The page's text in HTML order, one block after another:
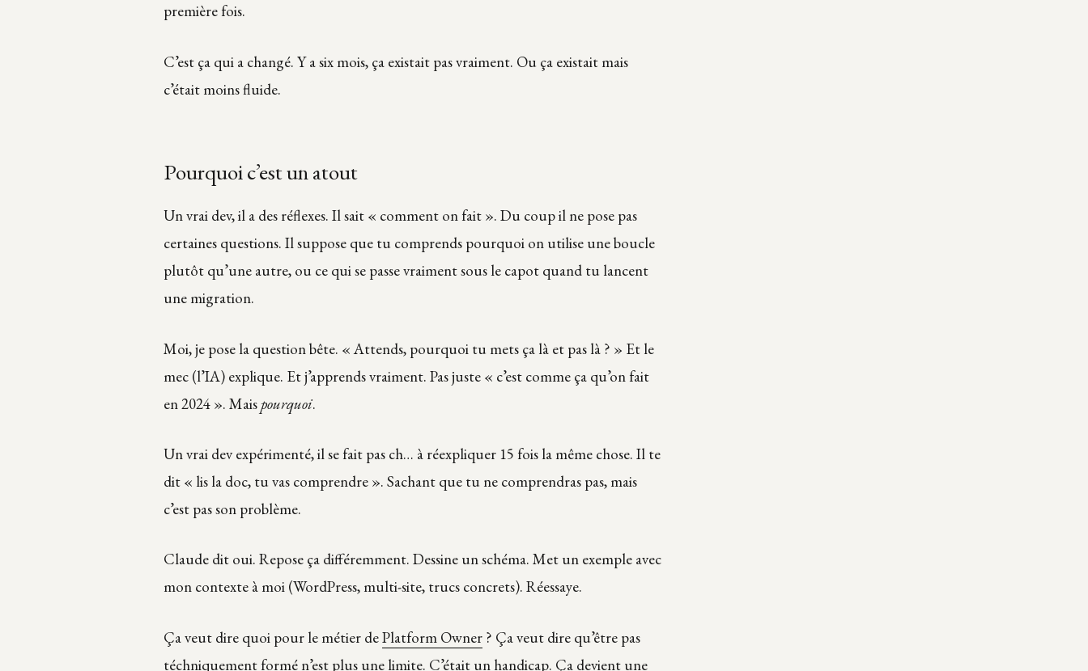
première fois.
C’est ça qui a changé. Y a six mois, ça existait pas vraiment. Ou ça existait mais
c’était moins fluide.
Pourquoi c’est un atout
Un vrai dev, il a des réflexes. Il sait « comment on fait ». Du coup il ne pose pas
certaines questions. Il suppose que tu comprends pourquoi on utilise une boucle
plutôt qu’une autre, ou ce qui se passe vraiment sous le capot quand tu lancent
une migration.
Moi, je pose la question bête. « Attends, pourquoi tu mets ça là et pas là ? » Et le
mec (l’IA) explique. Et j’apprends vraiment. Pas juste « c’est comme ça qu’on fait
en 2024 ». Mais pourquoi.
Un vrai dev expérimenté, il se fait pas ch… à réexpliquer 15 fois la même chose. Il te
dit « lis la doc, tu vas comprendre ». Sachant que tu ne comprendras pas, mais
c’est pas son problème.
Claude dit oui. Repose ça différemment. Dessine un schéma. Met un exemple avec
mon contexte à moi (WordPress, multi-site, trucs concrets). Réessaye.
Ça veut dire quoi pour le métier dePlatform Owner ? Ça veut dire qu’être pas
téchniquement formé n’est plus une limite. C’était un handicap. Ça devient une